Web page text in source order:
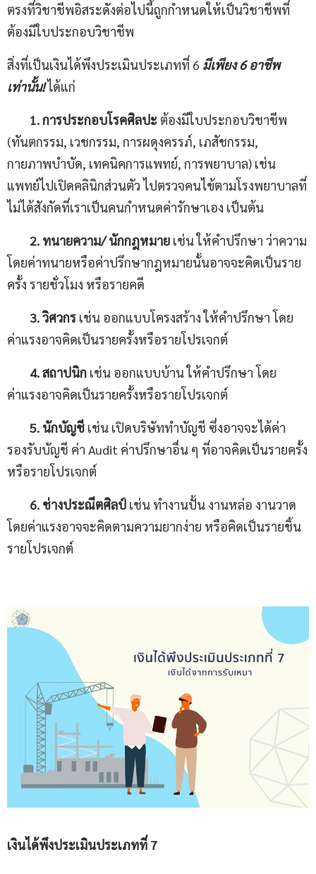
ตรงที่วิชาชีพอิสระดังต่อไปนี้ถูกกำหนดให้เป็นวิชาชีพที่
ต้องมีใบประกอบวิชาชีพ
สิ่งที่เป็นเงินได้พึงประเมินประเภทที่ 6 มีเพียง6อาชีพ
เท่านั้น!ได้แก่
1.การประกอบโรคศิลปะ ต้องมีใบประกอบวิชาชีพ
(ทันตกรรม, เวชกรรม, การผดุงครรภ์, เภสัชกรรม,
กายภาพบำบัด, เทคนิคการแพทย์, การพยาบาล) เช่น
แพทย์ไปเปิดคลินิกส่วนตัว ไปตรวจคนไข้ตามโรงพยาบาลที่
ไม่ได้สังกัดที่เราเป็นคนกำหนดค่ารักษาเอง เป็นต้น
2. ทนายความ/นักกฎหมาย เช่น ให้คำปรึกษา ว่าความ
โดยค่าทนายหรือค่าปรึกษากฎหมายนั้นอาจจะคิดเป็นราย
ครั้ง รายชั่วโมง หรือรายคดี
3.วิศวกร เช่น ออกแบบโครงสร้าง ให้คำปรึกษา โดย
ค่าแรงอาจคิดเป็นรายครั้งหรือรายโปรเจกต์
4.สถาปนิก เช่น ออกแบบบ้าน ให้คำปรึกษา โดย
ค่าแรงอาจคิดเป็นรายครั้งหรือรายโปรเจกต์
5. นักบัญชี เช่น เปิดบริษัททำบัญชี ซึ่งอาจจะได้ค่า
รองรับบัญชี ค่า Audit ค่าปรึกษาอื่น ๆ ที่อาจคิดเป็นรายครั้ง
หรือรายโปรเจกต์
6. ช่างประณีตศิลป์ เช่น ทำงานปั้น งานหล่อ งานวาด
โดยค่าแรงอาจจะคิดตามความยากง่าย หรือคิดเป็นรายชิ้น
รายโปรเจกต์
เงินได้พึงประเมินประเภทที่ 7